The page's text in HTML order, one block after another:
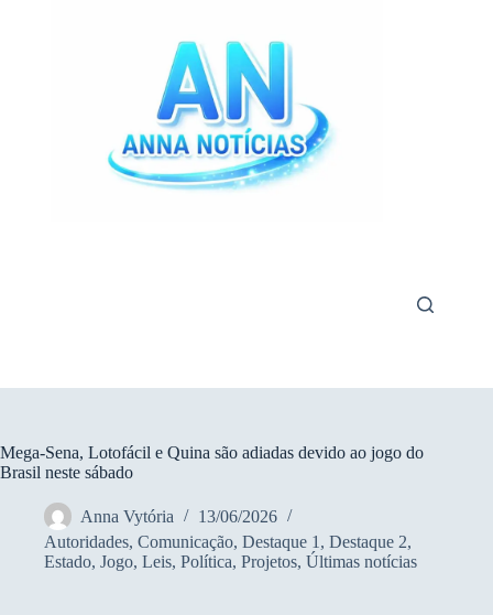
Mega-Sena, Lotofácil e Quina são adiadas devido ao jogo do
Brasil neste sábado
Anna Vytória
13/06/2026
Autoridades, Comunicação, Destaque 1 , Destaque 2,
Estado, Jogo, Leis, Política, Projetos, Últimas notícias